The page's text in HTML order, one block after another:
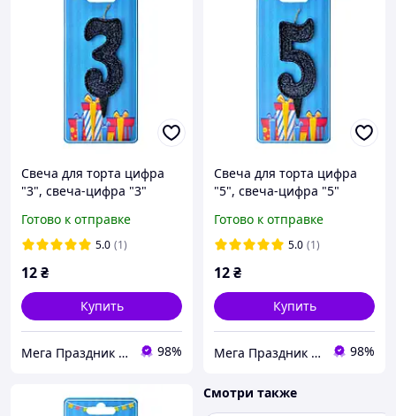
Свеча для торта цифра
"3", свеча-цифра "3"
Готово к отправке
5.0 (1)
12₴
Купить
Мега Праздник – магазин аксессуаров для праздника и все для оформления воздушными шарами ОПТ. 98%
Свеча для торта цифра
"5", свеча-цифра "5"
Готово к отправке
5.0 (1)
12₴
Купить
Мега Праздник – магазин аксессуаров для праздника и все для оформления воздушными шарами ОПТ. 98%
Смотри также